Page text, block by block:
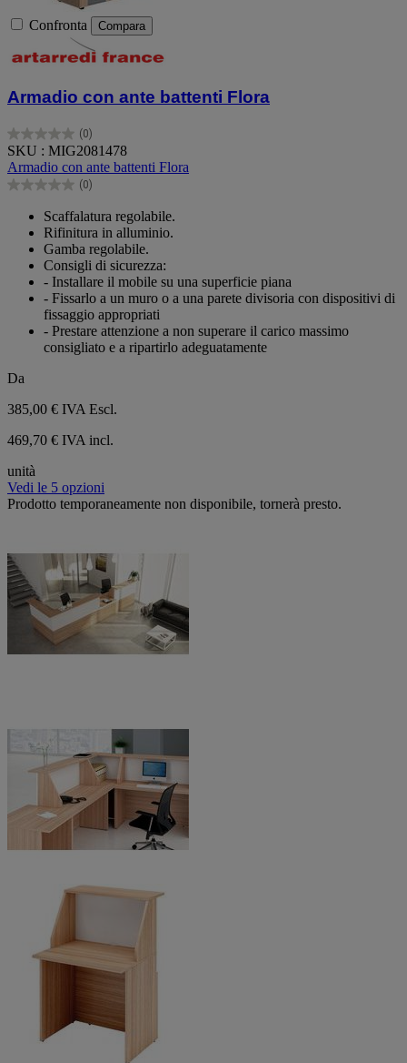
Confronta Compara
Armadio con ante battenti Flora
(0)
0.0
su
5
stelle.
SKU : MIG2081478
Armadio con ante battenti Flora
(0)
0.0
Scaffalatura regolabile.
Rifinitura in alluminio.
Gamba regolabile.
Consigli di sicurezza:
- Installare il mobile su una superficie piana
- Fissarlo a un muro o a una parete divisoria con dispositivi di
fissaggio appropriati
- Prestare attenzione a non superare il carico massimo
consigliato e a ripartirlo adeguatamente
Da
385,00 € IVA Escl.
469,70 € IVA incl.
unità
Vedi le 5 opzioni
Prodotto temporaneamente non disponibile, tornerà presto.